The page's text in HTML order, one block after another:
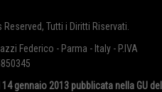
Tutti i Diritti Riservati.
Federico - Parma - Italy - P.IVA
gennaio 2013 pubblicata nella GU del